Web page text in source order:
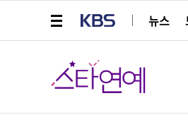
뉴스
스타연예
페이스북
트위터
네이버
URL복사
글씨 작게보기
글씨 크게보기
해시태그
스타박스